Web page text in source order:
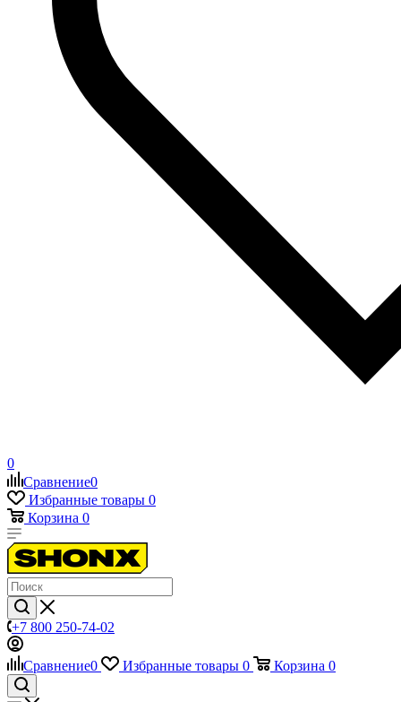
0
Сравнение0
Избранные товары 0
Корзина 0
+7 800 250-74-02
Сравнение0 Избранные товары 0 Корзина 0